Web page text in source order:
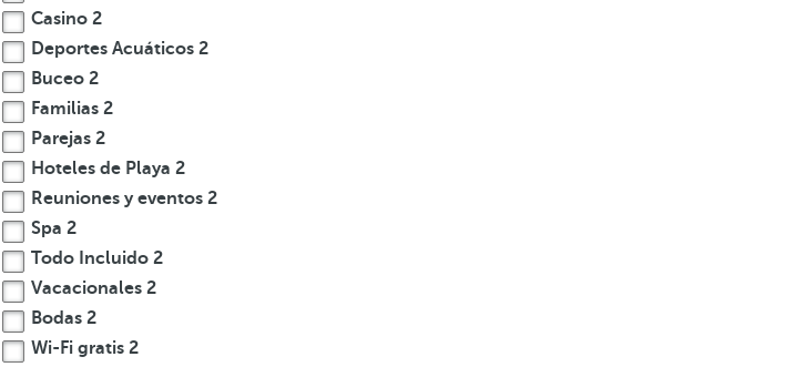
Casino 2
Deportes Acuáticos 2
Buceo 2
Familias 2
Parejas 2
Hoteles de Playa 2
Reuniones y eventos 2
Spa 2
Todo Incluido 2
Vacacionales 2
Bodas 2
Wi-Fi gratis 2